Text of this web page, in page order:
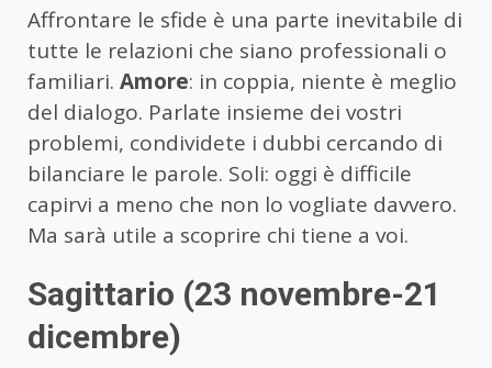
Affrontare le sfide è una parte inevitabile di
tutte le relazioni che siano professionali o
familiari. Amore: in coppia, niente è meglio
del dialogo. Parlate insieme dei vostri
problemi, condividete i dubbi cercando di
bilanciare le parole. Soli: oggi è difficile
capirvi a meno che non lo vogliate davvero.
Ma sarà utile a scoprire chi tiene a voi.
Sagittario (23 novembre-21
dicembre)